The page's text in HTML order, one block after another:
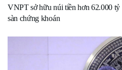
VNPT sở hữu núi tiền hơn 62.000
sàn chứng khoán